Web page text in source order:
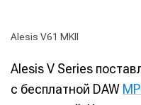
Alesis V61 MKII
Alesis V Series
с бесплатной DAW